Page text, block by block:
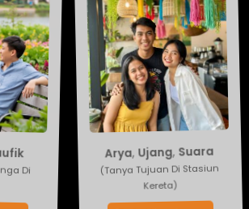
Di
Arya,Ujang,Suara
(Tanya Tujuan Di Stasiun
Kereta)